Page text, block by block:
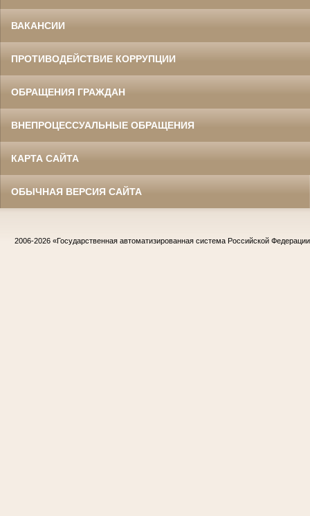
ВАКАНСИИ
ПРОТИВОДЕЙСТВИЕ КОРРУПЦИИ
ОБРАЩЕНИЯ ГРАЖДАН
ВНЕПРОЦЕССУАЛЬНЫЕ ОБРАЩЕНИЯ
КАРТА САЙТА
ОБЫЧНАЯ ВЕРСИЯ САЙТА
2006-2026 «Государственная автоматизированная система Российской